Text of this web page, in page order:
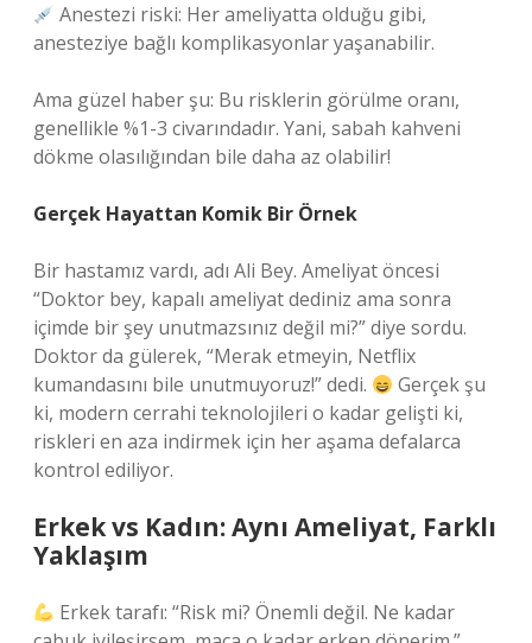
Anestezi riski: Her ameliyatta olduğu gibi,
anesteziye bağlı komplikasyonlar yaşanabilir.
Ama güzel haber şu: Bu risklerin görülme oranı,
genellikle %1-3 civarındadır. Yani, sabah kahveni
dökme olasılığından bile daha az olabilir!
Gerçek Hayattan Komik Bir Örnek
Bir hastamız vardı, adı Ali Bey. Ameliyat öncesi
“Doktor bey, kapalı ameliyat dediniz ama sonra
içimde bir şey unutmazsınız değil mi?” diye sordu.
Doktor da gülerek, “Merak etmeyin, Netflix
kumandasını bile unutmuyoruz!” dedi.
Gerçek şu
ki, modern cerrahi teknolojileri o kadar gelişti ki,
riskleri en aza indirmek için her aşama defalarca
kontrol ediliyor.
Erkek vs Kadın: Aynı Ameliyat, Farklı
Yaklaşım
Erkek tarafı: “Risk mi? Önemli değil. Ne kadar